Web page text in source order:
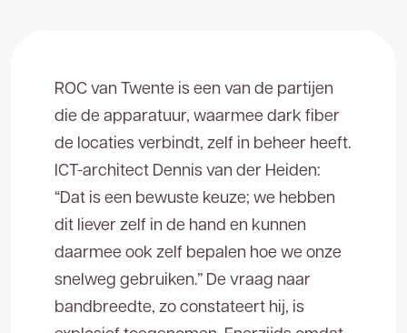
ROC van Twente is een van de partijen
die de apparatuur, waarmee dark fiber
de locaties verbindt, zelf in beheer heeft.
ICT-architect Dennis van der Heiden:
“Dat is een bewuste keuze; we hebben
dit liever zelf in de hand en kunnen
daarmee ook zelf bepalen hoe we onze
snelweg gebruiken.” De vraag naar
bandbreedte, zo constateert hij, is
Bedrijfsnaam